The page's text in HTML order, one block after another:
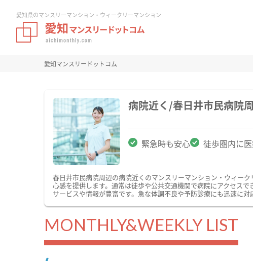
愛知県のマンスリーマンション・ウィークリーマンション
愛知マンスリードットコム
病院近く/春日井市民病院
緊急時も安心 徒歩圏内に
春日井市民病院周辺の病院近くのマンスリーマンション・ウィー
心感を提供します。通常は徒歩や公共交通機関で病院にアクセス
サービスや情報が豊富です。急な体調不良や予防診療にも迅速に対
MONTHLY&WEEKLY LIST